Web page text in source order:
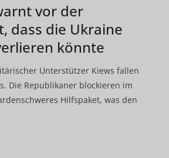
vor der
dass die Ukraine
könnte
Unterstützer Kiews fallen
Die Republikaner blockieren im
Hilfspaket, was den